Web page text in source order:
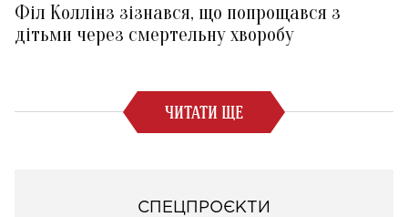
Філ Коллінз зізнався, що попрощався з
дітьми через смертельну хворобу
ЧИТАТИ ЩЕ
СПЕЦПРОЄКТИ